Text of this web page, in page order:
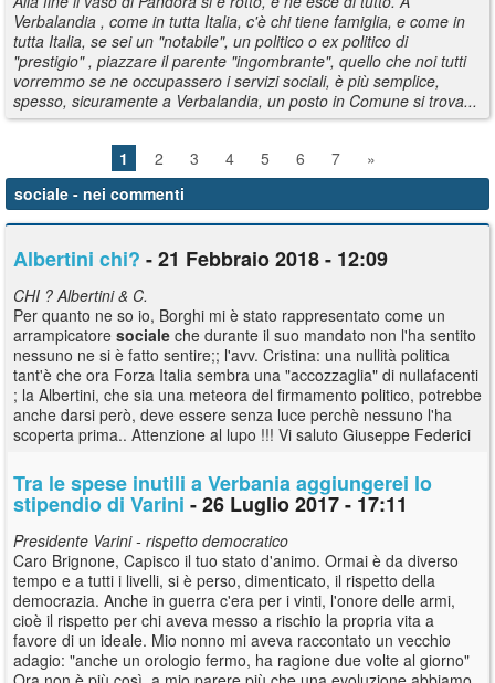
Verbalandia , come in tutta Italia, c'è chi tiene famiglia, e come in
tutta Italia, se sei un "notabile", un politico o ex politico di
"prestigio" , piazzare il parente "ingombrante", quello che noi tutti
vorremmo se ne occupassero i servizi sociali, è più semplice,
spesso, sicuramente a Verbalandia, un posto in Comune si trova...
1 2 3 4 5 6 7
»
sociale - nei commenti
Albertini chi? - 21 Febbraio 2018 - 12:09
CHI ? Albertini & C.
Per quanto ne so io, Borghi mi è stato rappresentato come un
arrampicatore sociale che durante il suo mandato non l'ha sentito
nessuno ne si è fatto sentire;; l'avv. Cristina: una nullità politica
tant'è che ora Forza Italia sembra una "accozzaglia" di nullafacenti
; la Albertini, che sia una meteora del firmamento politico, potrebbe
anche darsi però, deve essere senza luce perchè nessuno l'ha
scoperta prima.. Attenzione al lupo !!! Vi saluto Giuseppe Federici
Tra le spese inutili a Verbania aggiungerei lo
stipendio di Varini - 26 Luglio 2017 - 17:11
Presidente Varini - rispetto democratico
Caro Brignone, Capisco il tuo stato d'animo. Ormai è da diverso
tempo e a tutti i livelli, si è perso, dimenticato, il rispetto della
democrazia. Anche in guerra c'era per i vinti, l'onore delle armi,
cioè il rispetto per chi aveva messo a rischio la propria vita a
favore di un ideale. Mio nonno mi aveva raccontato un vecchio
adagio: "anche un orologio fermo, ha ragione due volte al giorno"